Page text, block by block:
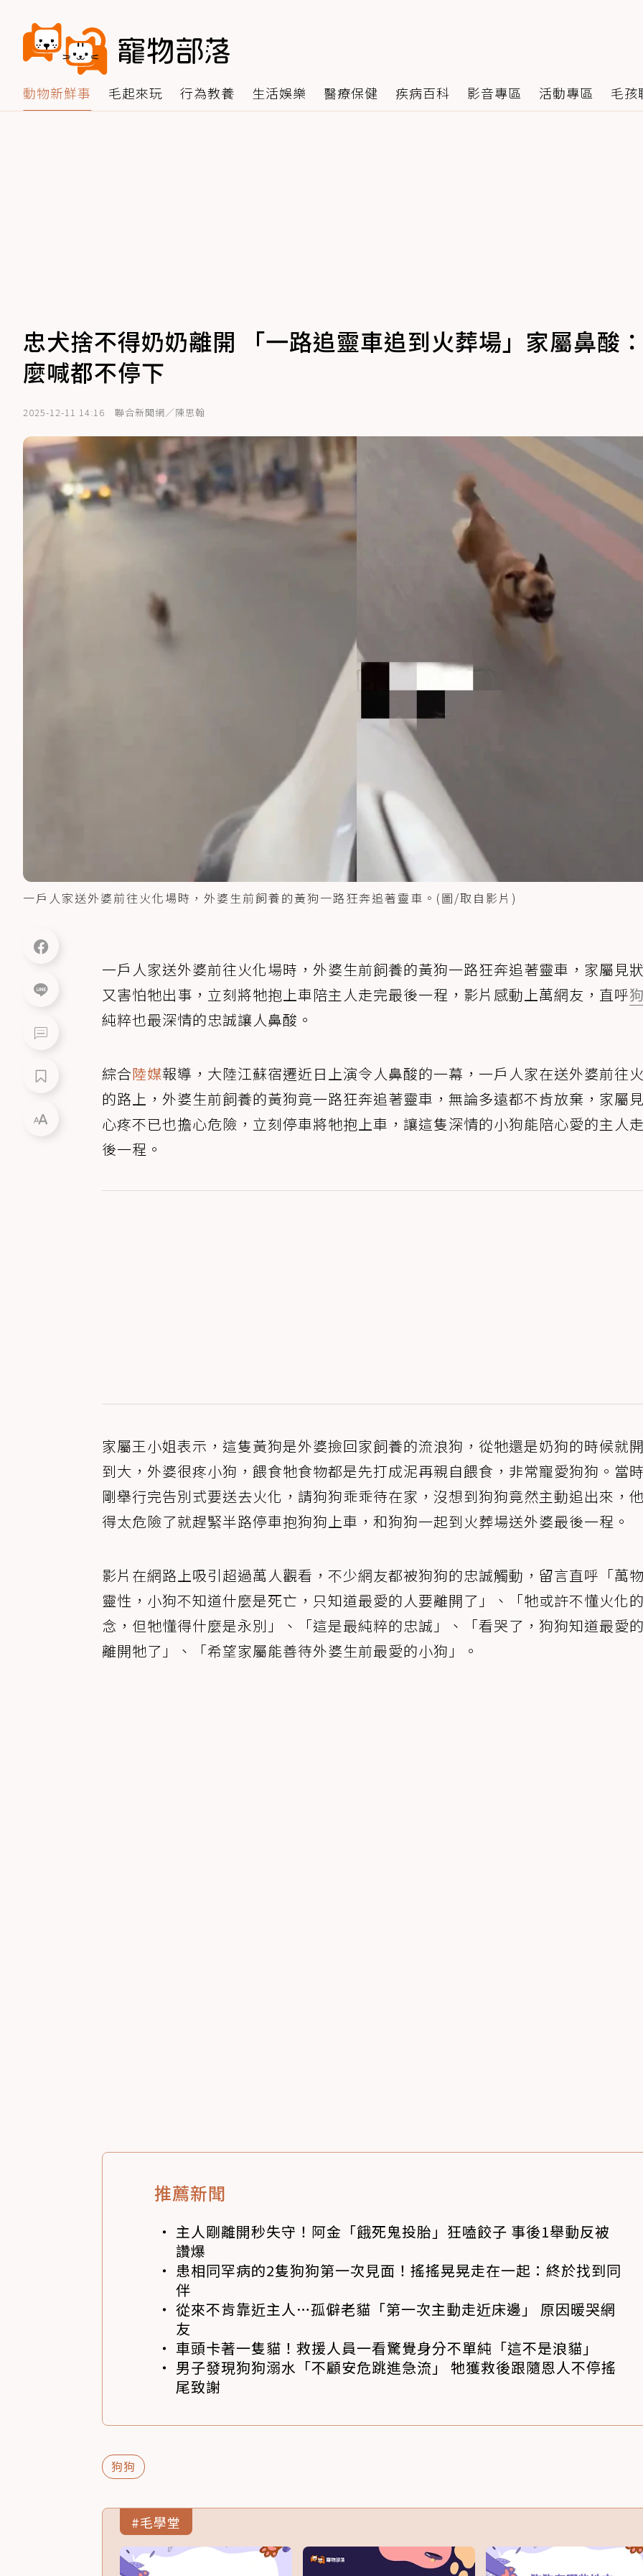
動物新鮮事 毛起來玩 行為教養 生活娛樂 醫療保健 疾病百科 影音專區 活動專區 毛孩
忠犬捨不得奶奶離開 「一路追靈車追到火葬場」家屬鼻酸
麼喊都不停下
2025-12-11 14:16 聯合新聞網／陳思翰
一戶人家送外婆前往火化場時，外婆生前飼養的黃狗一路狂奔追著靈車。(圖/取自影片)
一戶人家送外婆前往火化場時，外婆生前飼養的黃狗一路狂奔追著靈車，家屬見
又害怕牠出事，立刻將牠抱上車陪主人走完最後一程，影片感動上萬網友，直呼
純粹也最深情的忠誠讓人鼻酸。
綜合陸媒報導，大陸江蘇宿遷近日上演令人鼻酸的一幕，一戶人家在送外婆前往
的路上，外婆生前飼養的黃狗竟一路狂奔追著靈車，無論多遠都不肯放棄，家屬
心疼不已也擔心危險，立刻停車將牠抱上車，讓這隻深情的小狗能陪心愛的主人
後一程。
家屬王小姐表示，這隻黃狗是外婆撿回家飼養的流浪狗，從牠還是奶狗的時候就
到大，外婆很疼小狗，餵食牠食物都是先打成泥再親自餵食，非常寵愛狗狗。當
剛舉行完告別式要送去火化，請狗狗乖乖待在家，沒想到狗狗竟然主動追出來，
得太危險了就趕緊半路停車抱狗狗上車，和狗狗一起到火葬場送外婆最後一程。
影片在網路上吸引超過萬人觀看，不少網友都被狗狗的忠誠觸動，留言直呼「萬
靈性，小狗不知道什麼是死亡，只知道最愛的人要離開了」、「牠或許不懂火化
念，但牠懂得什麼是永別」、「這是最純粹的忠誠」、「看哭了，狗狗知道最愛
離開牠了」、「希望家屬能善待外婆生前最愛的小狗」。
推薦新聞
主人剛離開秒失守！阿金「餓死鬼投胎」狂嗑餃子 事後1舉動反被
讚爆
患相同罕病的2隻狗狗第一次見面！搖搖晃晃走在一起：終於找到同
伴
從來不肯靠近主人…孤僻老貓「第一次主動走近床邊」 原因暖哭網
友
車頭卡著一隻貓！救援人員一看驚覺身分不單純「這不是浪貓」
男子發現狗狗溺水「不顧安危跳進急流」 牠獲救後跟隨恩人不停搖
尾致謝
狗狗
#毛學堂